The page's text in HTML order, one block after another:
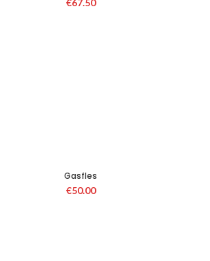
€67.50
Gasfles
€50.00